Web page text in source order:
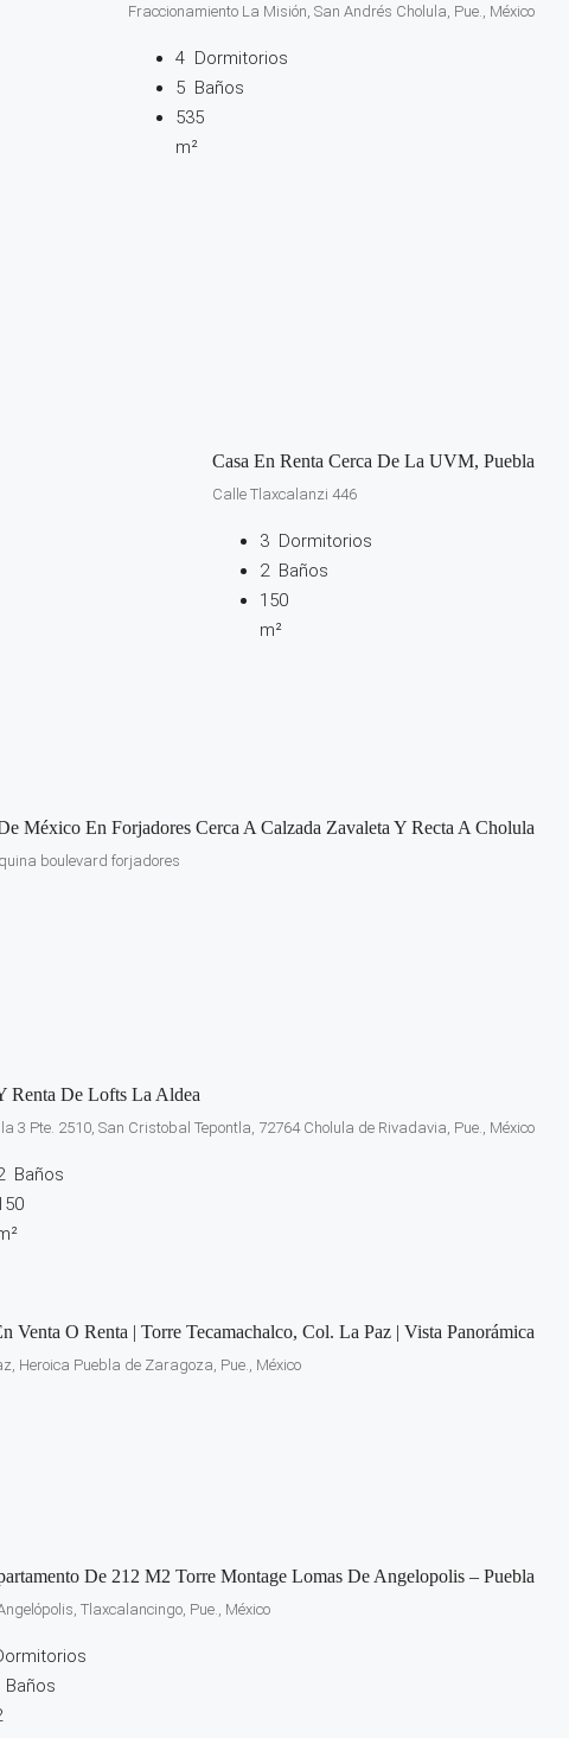
Fraccionamiento La Misión, San Andrés Cholula, Pue., México
4 Dormitorios
5 Baños
535
m²
Casa En Renta Cerca De La UVM, Puebla
Calle Tlaxcalanzi 446
3 Dormitorios
2 Baños
150
m²
México En Forjadores Cerca A Calzada Zavaleta Y Recta A Cholula
boulevard forjadores
Renta De Lofts La Aldea
3 Pte. 2510, San Cristobal Tepontla, 72764 Cholula de Rivadavia, Pue., México
Baños
Venta O Renta | Torre Tecamachalco, Col. La Paz | Vista Panorámica
Heroica Puebla de Zaragoza, Pue., México
De 212 M2 Torre Montage Lomas De Angelopolis – Puebla
Tlaxcalancingo, Pue., México
Baños